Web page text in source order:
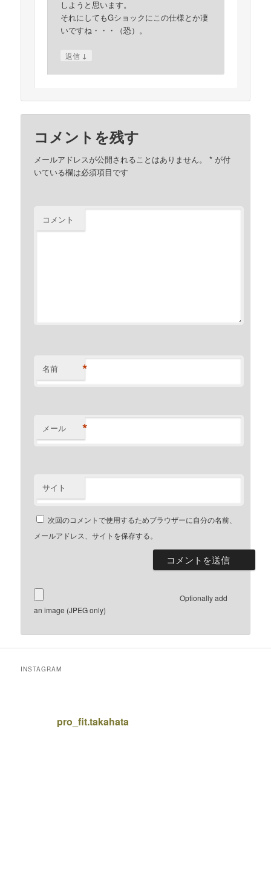
しようと思います。
それにしてもGショックにこの仕様とか凄
いですね・・・（恐）。
返信 ↓
コメントを残す
メールアドレスが公開されることはありません。 * が付
いている欄は必須項目です
コメント
名前 *
メール *
サイト
次回のコメントで使用するためブラウザーに自分の名前、
メールアドレス、サイトを保存する。
Optionally add
an image (JPEG only)
INSTAGRAM
pro_fit.takahata